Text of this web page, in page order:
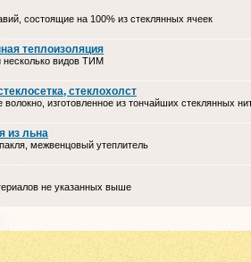
состоящие на 100% из стеклянных ячеек
теплоизоляция
несколько видов ТИМ
cтеклохолст
волокно, изготовленное из тончайших стеклянных
из льна
межвенцовый утеплитель
не указанных выше